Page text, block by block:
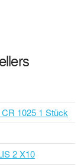
1025 1 Stück
2 X10